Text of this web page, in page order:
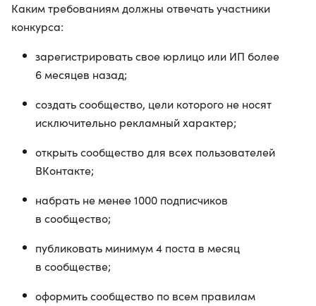
Каким требованиям должны отвечать участники
конкурса:
зарегистрировать свое юрлицо или ИП более
6 месяцев назад;
создать сообщество, цели которого не носят
исключительно рекламный характер;
открыть сообщество для всех пользователей
ВКонтакте;
набрать не менее 1000 подписчиков
в сообщество;
публиковать минимум 4 поста в месяц
в сообществе;
оформить сообщество по всем правилам